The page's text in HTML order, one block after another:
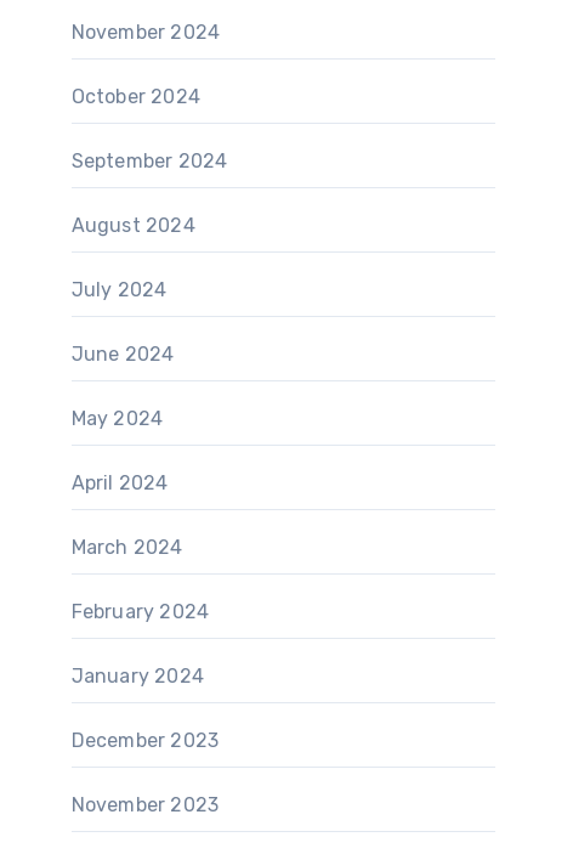
November 2024
October 2024
September 2024
August 2024
July 2024
June 2024
May 2024
April 2024
March 2024
February 2024
January 2024
December 2023
November 2023